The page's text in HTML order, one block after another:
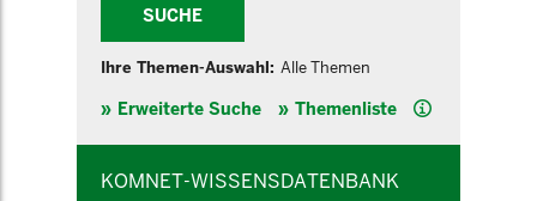
SUCHE
Ihre Themen-Auswahl: Alle Themen
Erweiterte Suche Themenliste Hilfe
KOMNET-WISSENSDATENBANK